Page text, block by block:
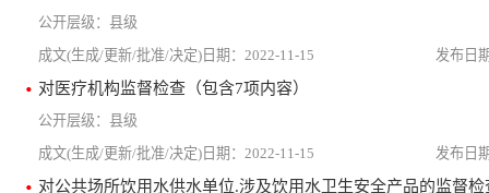
县级
2022-11-15
对医疗机构监督检查（包含7项内容）
县级
2022-11-15
对公共场所饮用水供水单位.涉及饮用水卫生安全产品的监督检